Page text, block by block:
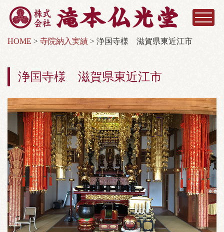
HOME > 寺院納入実績 > 浄国寺様 滋賀県東近江市
浄国寺様 滋賀県東近江市